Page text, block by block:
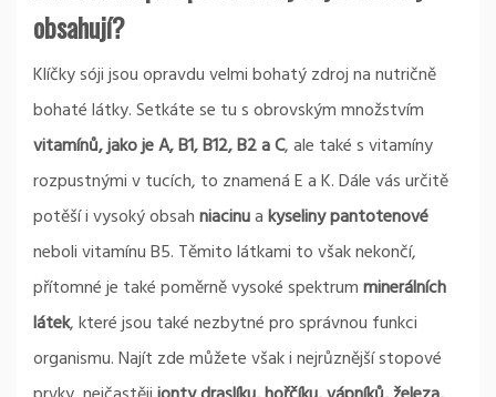
obsahují?
Klíčky sóji jsou opravdu velmi bohatý zdroj na nutričně
bohaté látky. Setkáte se tu s obrovským množstvím
vitamínů, jako je A, B1, B12, B2 a C, ale také s vitamíny
rozpustnými v tucích, to znamená E a K. Dále vás určitě
potěší i vysoký obsahniacinuakyseliny pantotenové
neboli vitamínu B5. Těmito látkami to však nekončí,
přítomné je také poměrně vysoké spektrumminerálních
látek, které jsou také nezbytné pro správnou funkci
organismu. Najít zde můžete však i nejrůznější stopové